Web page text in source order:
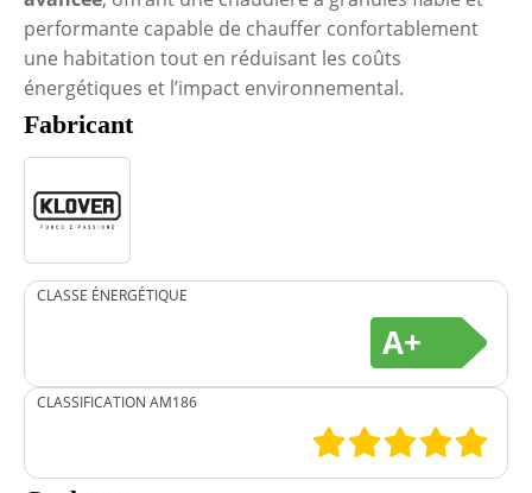
performante capable de chauffer confortablement
une habitation tout en réduisant les coûts
énergétiques et l’impact environnemental.
Fabricant
CLASSE ÉNERGÉTIQUE
A+
CLASSIFICATION AM186